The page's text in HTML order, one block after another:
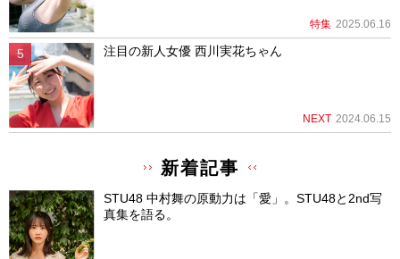
特集 2025.06.16
注目の新人女優 西川実花ちゃん
NEXT 2024.06.15
新着記事
STU48 中村舞の原動力は「愛」。STU48と2nd写
真集を語る。